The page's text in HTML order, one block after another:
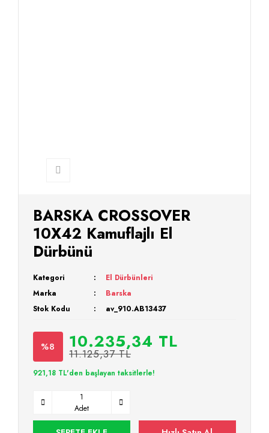
BARSKA CROSSOVER
10X42 Kamuflajlı El
Dürbünü
Kategori
El Dürbünleri
Marka
Barska
Stok Kodu
av_910.AB13437
%8 10.235,34 TL
11.125,37 TL
921,18 TL'den başlayan taksitlerle!
Adet